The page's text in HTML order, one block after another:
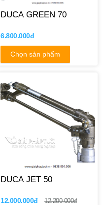
DUCA GREEN 70
6.800.000đ
Chọn sản phẩm
DUCA JET 50
12.000.000đ 12.200.000đ